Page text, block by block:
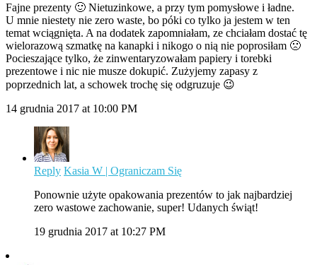
Fajne prezenty 🙂 Nietuzinkowe, a przy tym pomysłowe i ładne.
U mnie niestety nie zero waste, bo póki co tylko ja jestem w ten
temat wciągnięta. A na dodatek zapomniałam, ze chciałam dostać tę
wielorazową szmatkę na kanapki i nikogo o nią nie poprosiłam 🙁
Pocieszające tylko, że zinwentaryzowałam papiery i torebki
prezentowe i nic nie musze dokupić. Zużyjemy zapasy z
poprzednich lat, a schowek trochę się odgruzuje 😉
14 grudnia 2017 at 10:00 PM
Reply Kasia W | Ograniczam Się
Ponownie użyte opakowania prezentów to jak najbardziej
zero wastowe zachowanie, super! Udanych świąt!
19 grudnia 2017 at 10:27 PM